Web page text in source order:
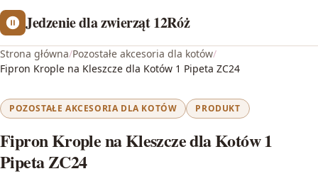
Jedzenie dla zwierząt 12Róż
Strona główna/Pozostałe akcesoria dla kotów/
Fipron Krople na Kleszcze dla Kotów 1 Pipeta ZC24
POZOSTAŁE AKCESORIA DLA KOTÓW PRODUKT
Fipron Krople na Kleszcze dla Kotów 1
Pipeta ZC24